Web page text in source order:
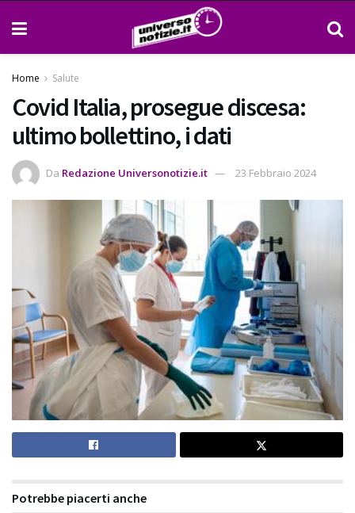
Home Salute
Covid Italia, prosegue discesa:
ultimo bollettino, i dati
Da Redazione Universonotizie.it 23 Febbraio 2024
Potrebbe piacerti anche